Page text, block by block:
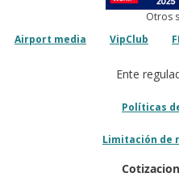
Otros
Airport media
VipClub
Ente
Políticas
Limitación de